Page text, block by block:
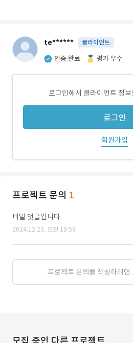
te****** 클라이언트
인증 완료 평가 우수
로그인해서 클라이언트 정
로그인
회원가입
프로젝트 문의 1
비밀 댓글입니다.
2024.12.23. 오전 10:58
프로젝트 문의를 작성하려면